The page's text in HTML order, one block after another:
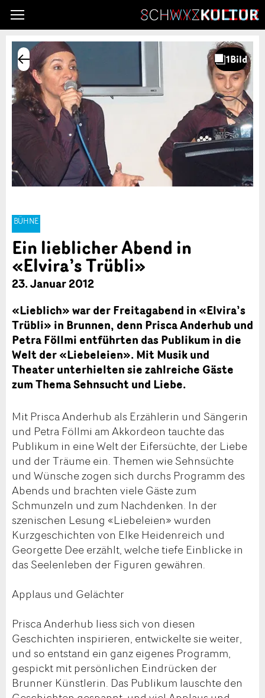
BÜHNE
Ein lieblicher Abend in
«Elvira’s Trübli»
23. Januar 2012
«Lieblich» war der Freitagabend in «Elvira’s
Trübli» in Brunnen, denn Prisca Anderhub und
Petra Föllmi entführten das Publikum in die
Welt der «Liebeleien». Mit Musik und
Theater unterhielten sie zahlreiche Gäste
zum Thema Sehnsucht und Liebe.
Mit Prisca Anderhub als Erzählerin und Sängerin
und Petra Föllmi am Akkordeon tauchte das
Publikum in eine Welt der Eifersüchte, der Liebe
und der Träume ein. Themen wie Sehnsüchte
und Wünsche zogen sich durchs Programm des
Abends und brachten viele Gäste zum
Schmunzeln und zum Nachdenken. In der
szenischen Lesung «Liebeleien» wurden
Kurzgeschichten von Elke Heidenreich und
Georgette Dee erzählt, welche tiefe Einblicke in
das Seelenleben der Figuren gewähren.
Applaus und Gelächter
Prisca Anderhub liess sich von diesen
Geschichten inspirieren, entwickelte sie weiter,
und so entstand ein ganz eigenes Programm,
gespickt mit persönlichen Eindrücken der
Brunner Künstlerin. Das Publikum lauschte den